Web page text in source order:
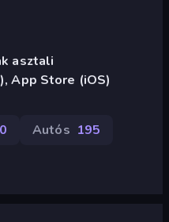
asztali
App Store (iOS)
Autós 195